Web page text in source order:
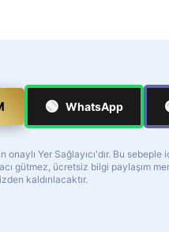
🟢 WhatsApp
onaylı Yer Sağlayıcı'dır. Bu
gütmez, ücretsiz bilgi paylaşım
kaldırılacaktır.